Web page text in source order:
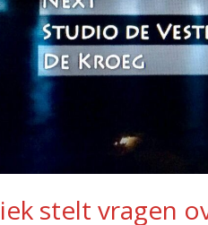
stelt vragen